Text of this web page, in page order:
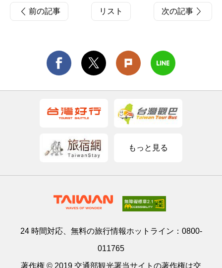
前の記事 リスト 次の記事
もっと見る
24 時間対応、無料の旅行情報ホットライン： 0800-
011765
著作権 © 2019 交通部観光署当サイトの著作権は交